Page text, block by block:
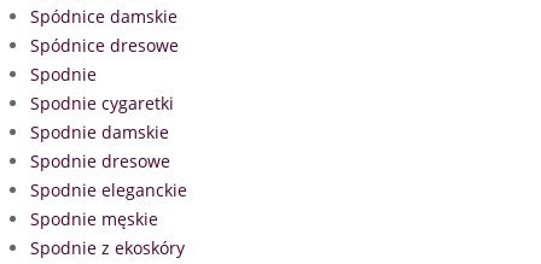
Spódnice damskie
Spódnice dresowe
Spodnie
Spodnie cygaretki
Spodnie damskie
Spodnie dresowe
Spodnie eleganckie
Spodnie męskie
Spodnie z ekoskóry